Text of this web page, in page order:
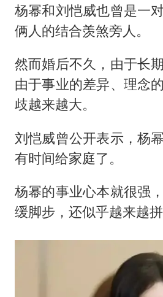
杨幂和刘恺威也曾是一
俩人的结合羡煞旁人。
然而婚后不久，由于长
由于事业的差异、理念
歧越来越大。
刘恺威曾公开表示，杨
有时间给家庭了。
杨幂的事业心本就很强
缓脚步，还似乎越来越拼